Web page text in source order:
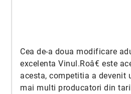
Cea de-a doua modificare
excelenta Vinul.Roâ€ este
acesta, competitia a devenit
mai multi producatori din